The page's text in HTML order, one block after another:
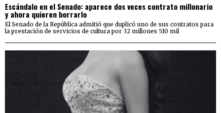
Escándalo en el Senado: aparece dos veces contrato millonario
y ahora quieren borrarlo
El Senado de la República admitió que duplicó uno de sus contratos para
la prestación de servicios de cultura por 32 millones 510 mil